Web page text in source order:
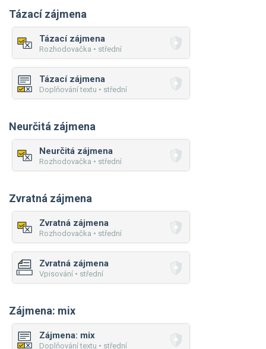
Tázací zájmena
Tázací zájmena
Rozhodovačka • střední
Tázací zájmena
Doplňování textu • střední
Neurčitá zájmena
Neurčitá zájmena
Rozhodovačka • střední
Zvratná zájmena
Zvratná zájmena
Rozhodovačka • střední
Zvratná zájmena
Vpisování • střední
Zájmena: mix
Zájmena: mix
Doplňování textu • střední